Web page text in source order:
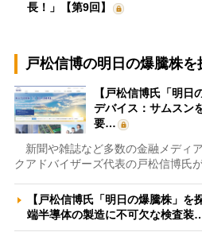
長！」【第9回】
戸松信博の明日の爆騰株を
【戸松信博氏「明日
デバイス：サムスン
要…
新聞や雑誌など多数の金融メディ
クアドバイザーズ代表の戸松信博氏
【戸松信博氏「明日の爆騰株」
端半導体の製造に不可欠な検査装